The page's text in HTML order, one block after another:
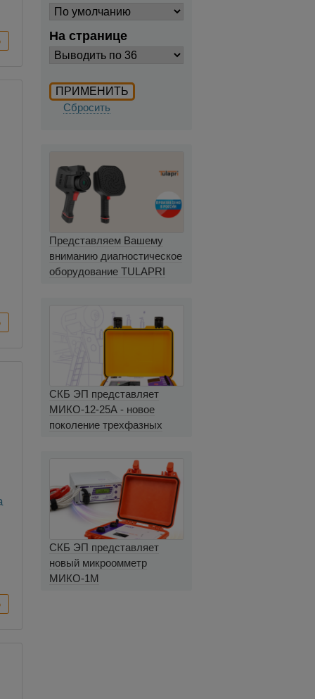
На странице
Сбросить
Представляем Вашему
вниманию диагностическое
оборудование TULAPRI
СКБ ЭП представляет
МИКО-12-25А - новое
поколение трехфазных
СКБ ЭП представляет
новый микроомметр
МИКО-1М